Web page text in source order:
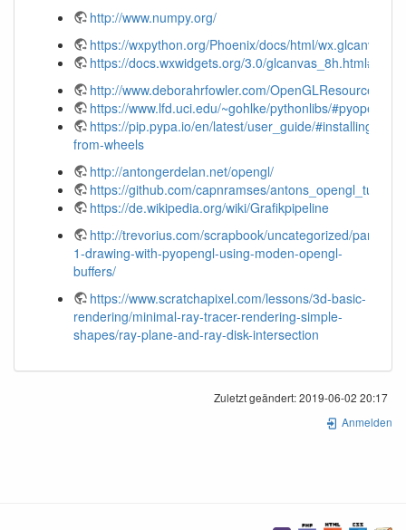
http://www.numpy.org/
https://wxpython.org/Phoenix/docs/html/
https://docs.wxwidgets.org/3.0/
http://www.deborahrfowler.com/OpenGLResources/
https://www.lfd.uci.edu/~gohlke/pythonlibs/#pyopengl
https://pip.pypa.io/en/latest/user_guide/#installing-
from-wheels
http://antongerdelan.net/opengl/
https://github.com/capnramses/
https://de.wikipedia.org/wiki/Grafikpipeline
http://trevorius.com/scrapbook/uncategorized/part-
1-drawing-with-pyopengl-using-moden-opengl-
buffers/
https://www.scratchapixel.com/lessons/3d-basic-
rendering/minimal-ray-tracer-rendering-simple-
shapes/ray-plane-and-ray-disk-intersection
Zuletzt geändert:2019-06-02 20:17
Anmelden